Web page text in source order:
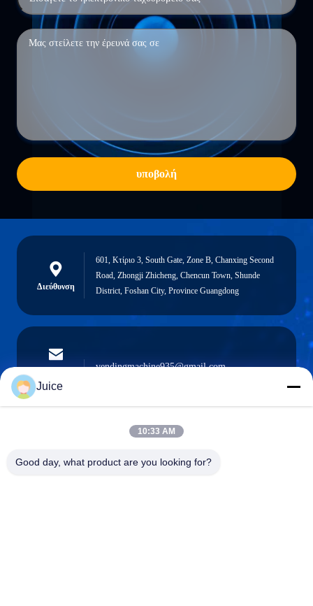
υποβολή
Διεύθυνση
601, Κτίριο 3, South Gate, Zone B, Chanxing Second
Road, Zhongji Zhicheng, Chencun Town, Shunde
District, Foshan City, Province Guangdong
ταχυδρομείο
vendingmachine935@gmail.com
Τηλέφωνο
Juice
10:33 AM
Good day, what product are you looking for?